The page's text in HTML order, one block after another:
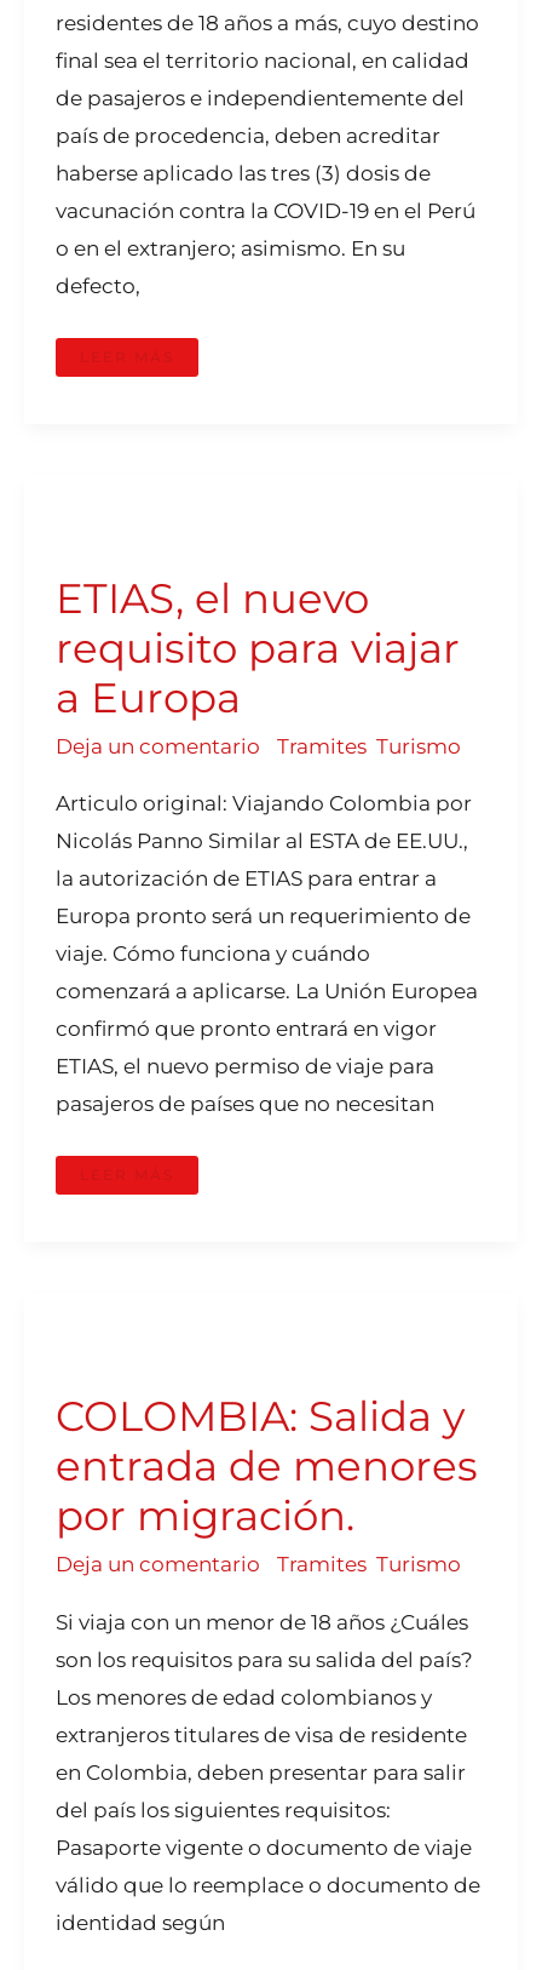
residentes de 18 años a más, cuyo destino
final sea el territorio nacional, en calidad
de pasajeros e independientemente del
país de procedencia, deben acreditar
haberse aplicado las tres (3) dosis de
vacunación contra la COVID-19 en el Perú
o en el extranjero; asimismo. En su
defecto,
LEER MÁS
ETIAS, el nuevo
requisito para viajar
a Europa
Deja un comentario Tramites, Turismo
Articulo original: Viajando Colombia por
Nicolás Panno Similar al ESTA de EE.UU.,
la autorización de ETIAS para entrar a
Europa pronto será un requerimiento de
viaje. Cómo funciona y cuándo
comenzará a aplicarse. La Unión Europea
confirmó que pronto entrará en vigor
ETIAS, el nuevo permiso de viaje para
pasajeros de países que no necesitan
VIAJAR
A
EUROPA
LEER MÁS
COLOMBIA: Salida y
entrada de menores
por migración.
Deja un comentario Tramites, Turismo
Si viaja con un menor de 18 años ¿Cuáles
son los requisitos para su salida del país?
Los menores de edad colombianos y
extranjeros titulares de visa de residente
en Colombia, deben presentar para salir
del país los siguientes requisitos:
Pasaporte vigente o documento de viaje
válido que lo reemplace o documento de
identidad según
MENORES
POR
MIGRACIÓN.